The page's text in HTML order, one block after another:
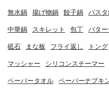
無水鍋 揚げ物鍋 餃子鍋 パス
中華鍋 スキレット 包丁 バタ
砥石 まな板 フライ返し トング
マッシャー シリコンスチーマー
ペーパータオル ペーパーナプキ